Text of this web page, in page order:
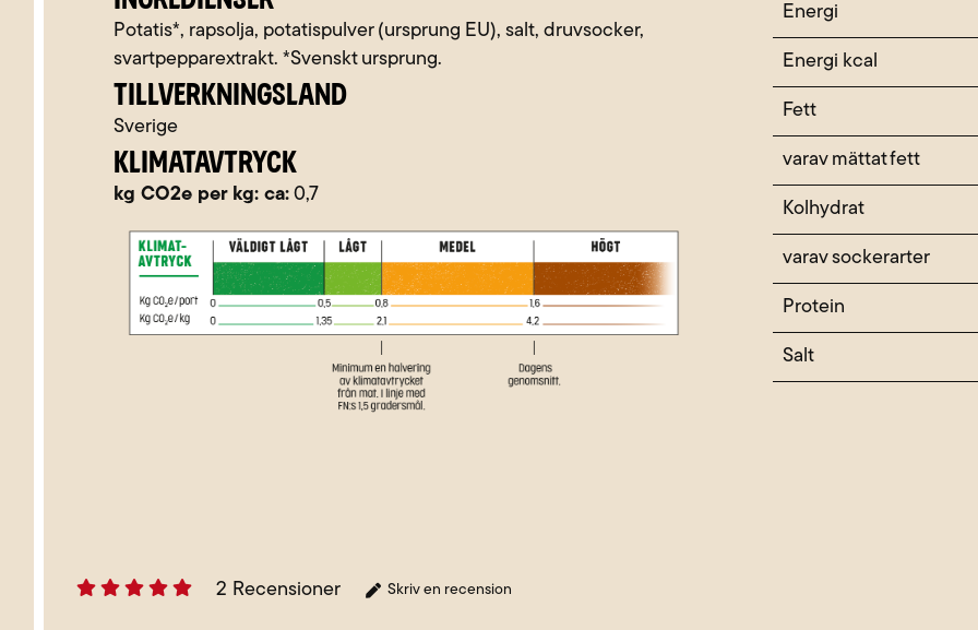
Potatis*, rapsolja, potatispulver (ursprung EU), salt, druvsocker,
svartpepparextrakt. *Svenskt ursprung.
TILLVERKNINGSLAND
Sverige
KLIMATAVTRYCK
kg CO2e per kg: ca: 0,7
Energi
Energi kcal
Fett
varav mättat fett
Kolhydrat
varav sockerarter
Protein
Salt
2 Recensioner Skriv en recension